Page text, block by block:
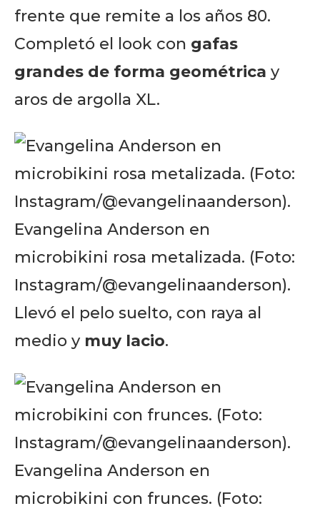
frente que remite a los años 80.
Completó el look con gafas
grandes de forma geométrica y
aros de argolla XL.
Evangelina Anderson en
microbikini rosa metalizada. (Foto:
Instagram/@evangelinaanderson).
Llevó el pelo suelto, con raya al
medio y muy lacio.
Evangelina Anderson en
microbikini con frunces. (Foto: